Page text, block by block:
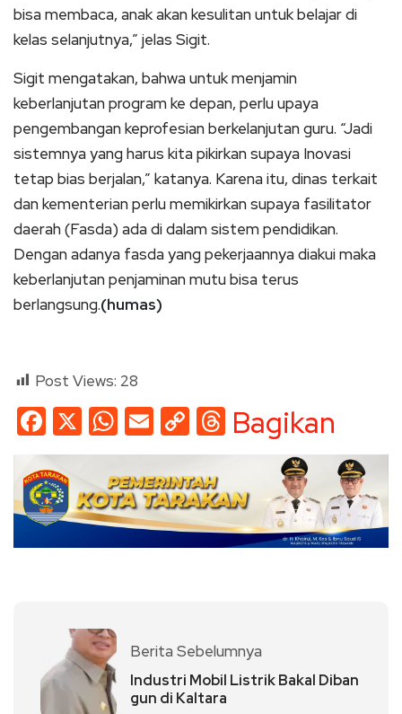
bisa membaca, anak akan kesulitan untuk belajar di
kelas selanjutnya,” jelas Sigit.
Sigit mengatakan, bahwa untuk menjamin
keberlanjutan program ke depan, perlu upaya
pengembangan keprofesian berkelanjutan guru. “Jadi
sistemnya yang harus kita pikirkan supaya Inovasi
tetap bias berjalan,” katanya. Karena itu, dinas terkait
dan kementerian perlu memikirkan supaya fasilitator
daerah (Fasda) ada di dalam sistem pendidikan.
Dengan adanya fasda yang pekerjaannya diakui maka
keberlanjutan penjaminan mutu bisa terus
berlangsung.(humas)
Post Views: 28
Facebook
X WhatsApp
EmailCopy
Link
Threads
Bagikan
Berita Sebelumnya
Industri Mobil Listrik Bakal Diban
gun di Kaltara